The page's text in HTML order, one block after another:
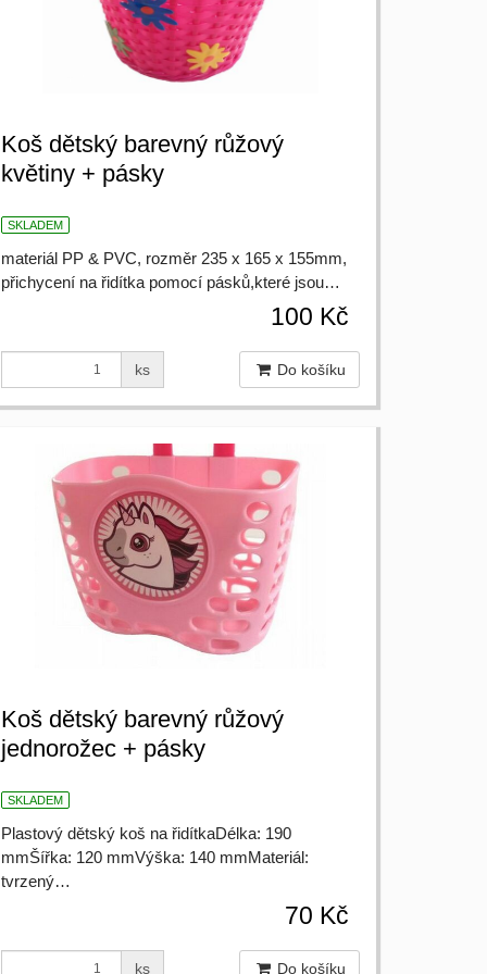
Koš dětský barevný růžový
květiny + pásky
SKLADEM
materiál PP & PVC, rozměr 235 x 165 x 155mm,
přichycení na řidítka pomocí pásků,které jsou…
100 Kč
ks Do košíku
Koš dětský barevný růžový
jednorožec + pásky
SKLADEM
Plastový dětský koš na řidítkaDélka: 190
mmŠířka: 120 mmVýška: 140 mmMateriál:
tvrzený…
70 Kč
ks Do košíku